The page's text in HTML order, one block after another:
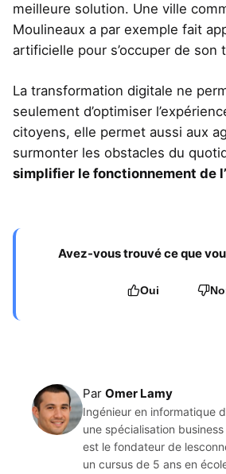
meilleure solution. Une ville
Moulineaux a par exemple fait
artificielle pour s’occuper de son
La transformation digitale ne
seulement d’optimiser
citoyens, elle permet aussi aux
surmonter les obstacles du
simplifier le fonctionnement de
Avez-vous trouvé ce que
Oui
Par Omer Lamy
Ingénieur en informatique
une spécialisation
est le fondateur de
un cursus de 5 ans en